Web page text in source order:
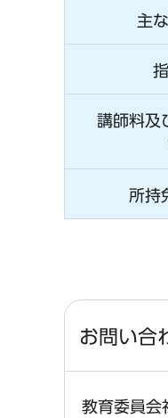
主
講師料及
所持
お問い合
教育委員会